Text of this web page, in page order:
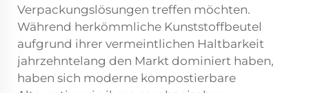
Verpackungslösungen treffen möchten.
Während herkömmliche Kunststoffbeutel
aufgrund ihrer vermeintlichen Haltbarkeit
jahrzehntelang den Markt dominiert haben,
haben sich moderne kompostierbare